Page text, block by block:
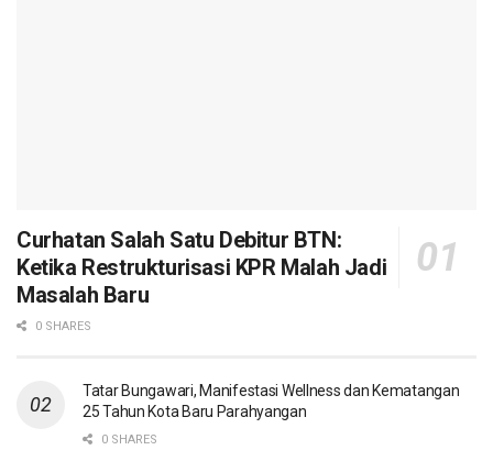
Curhatan Salah Satu Debitur BTN:
Ketika Restrukturisasi KPR Malah Jadi
Masalah Baru
0 SHARES
Tatar Bungawari, Manifestasi Wellness dan Kematangan
25 Tahun Kota Baru Parahyangan
0 SHARES